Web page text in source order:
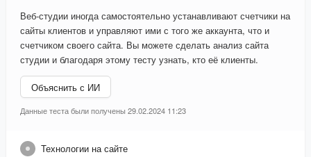
Веб-студии иногда самостоятельно устанавливают счетчики на
сайты клиентов и управляют ими с того же аккаунта, что и
счетчиком своего сайта. Вы можете сделать анализ сайта
студии и благодаря этому тесту узнать, кто её клиенты.
Объяснить с ИИ
Данные теста были получены 29.02.2024 11:23
Технологии на сайте